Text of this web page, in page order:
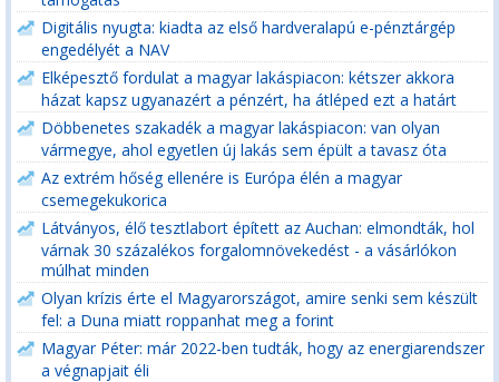
Digitális nyugta: kiadta az első hardveralapú e-pénztárgép
engedélyét a NAV
Elképesztő fordulat a magyar lakáspiacon: kétszer akkora
házat kapsz ugyanazért a pénzért, ha átléped ezt a határt
Döbbenetes szakadék a magyar lakáspiacon: van olyan
vármegye, ahol egyetlen új lakás sem épült a tavasz óta
Az extrém hőség ellenére is Európa élén a magyar
csemegekukorica
Látványos, élő tesztlabort épített az Auchan: elmondták, hol
várnak 30 százalékos forgalomnövekedést - a vásárlókon
múlhat minden
Olyan krízis érte el Magyarországot, amire senki sem készült
fel: a Duna miatt roppanhat meg a forint
Magyar Péter: már 2022-ben tudták, hogy az energiarendszer
a végnapjait éli